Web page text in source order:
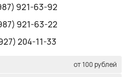
921-63-92
921-63-22
204-11-33
от 100 рублей